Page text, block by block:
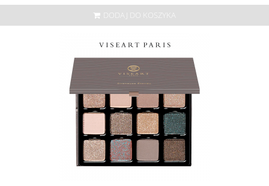
DODAJ DO KOSZYKA